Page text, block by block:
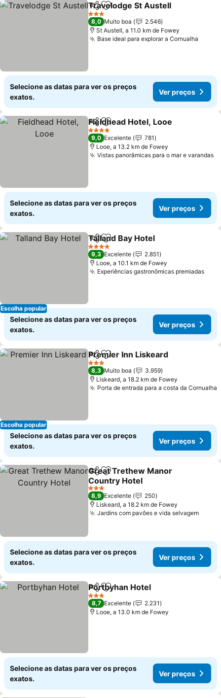
PartilharAdicionar aos favoritos
Travelodge St Austell
3 Estrelas
8,0 Muito boa
2.546
St Austell, a 11.0 km de Fowey
Base ideal para explorar a Cornualha
Selecione as datas para ver os preços
exatos.
Ver preços
PartilharAdicionar aos favoritos
Fieldhead Hotel, Looe
4 Estrelas
9,0 Excelente
781
Looe, a 13.2 km de Fowey
Vistas panorâmicas para o mar e varandas
Selecione as datas para ver os preços
exatos.
Ver preços
Escolha popular
PartilharAdicionar aos favoritos
Talland Bay Hotel
4 Estrelas
9,3 Excelente
2.851
Looe, a 10.1 km de Fowey
Experiências gastronômicas premiadasVer
Selecione as datas para ver os preços
exatos.
Ver preços
Escolha popular
PartilharAdicionar aos favoritos
Premier Inn Liskeard
3 Estrelas
8,3 Muito boa
3.959
Liskeard, a 18.2 km de Fowey
Porta de entrada para a costa da Cornualha
Selecione as datas para ver os preços
exatos.
Ver preços
PartilharAdicionar aos favoritos
Great Trethew Manor
Country Hotel
Ver preços
3 Estrelas
8,9 Excelente
250
Liskeard, a 18.2 km de Fowey
Jardins com pavões e vida selvagemVer
Selecione as datas para ver os preços
exatos.
Ver preços
PartilharAdicionar aos favoritos
Portbyhan Hotel
3 Estrelas
8,7 Excelente
2.231
Looe, a 13.0 km de Fowey
Selecione as datas para ver os preços
exatos.
Ver preços